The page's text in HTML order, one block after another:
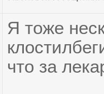
Я тоже
что за